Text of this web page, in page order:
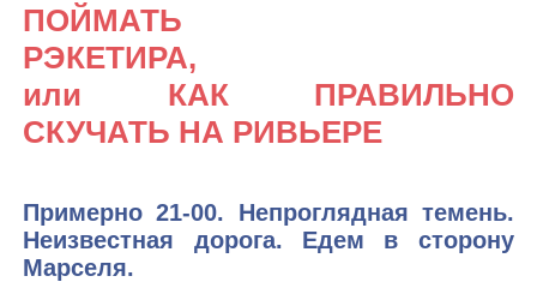
ПОЙМАТЬ
или КАК ПРАВИЛЬНО
СКУЧАТЬ НА РИВЬЕРЕ
Примерно 21-00. Непроглядная темень.
Неизвестная дорога. Едем в сторону
Марселя.